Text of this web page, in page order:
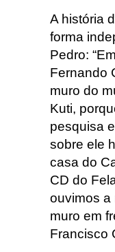
A história
forma
Pedro:
Fernando
muro do
Kuti,
pesquisa
sobre ele
casa do
CD do
ouvimos a
muro em
Francisco